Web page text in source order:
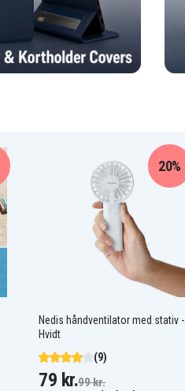
Nedis håndventilator med stativ -
Hvidt
(9)
20%
79 kr.99 kr.